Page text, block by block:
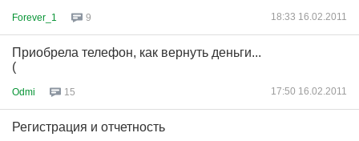
Forever_1 9 18:33 16.02.2011
Приобрела телефон, как вернуть деньги...
(
Odmi 15 17:50 16.02.2011
Регистрация и отчетность